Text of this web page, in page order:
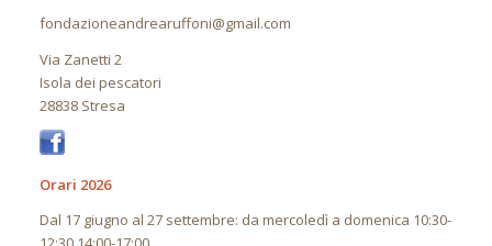
fondazioneandrearuffoni@gmail.com
Via Zanetti 2
Isola dei pescatori
28838 Stresa
Orari 2026
Dal 17 giugno al 27 settembre: da mercoledì a domenica 10:30-